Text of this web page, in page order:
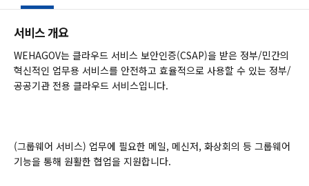
서비스 개요
WEHAGOV는 클라우드 서비스 보안인증(CSAP)을 받은 정부/민간의
혁신적인 업무용 서비스를 안전하고 효율적으로 사용할 수 있는 정부/
공공기관 전용 클라우드 서비스입니다.
(그룹웨어 서비스) 업무에 필요한 메일, 메신저, 화상회의 등 그룹웨어
기능을 통해 원활한 협업을 지원합니다.